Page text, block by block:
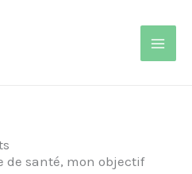
de santé, mon objectif